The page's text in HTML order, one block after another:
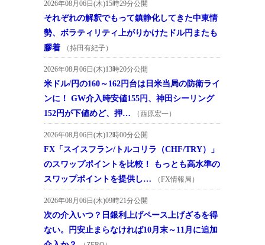
2026年08月06日(木)15時29分公開
それぞれの解釈でもって鎮静化してきた中東情
勢、ボラティリティ上がりかけたドル円またも
膠着
（持田有紀子）
2026年08月06日(木)13時20分公開
米ドル/円の160～162円台は日米当局の防衛ライ
ンに！ GW介入時安値155円、神田シーリング
152円が下値めど、押…
（西原宏一）
2026年08月06日(木)12時00分公開
FX「スイスフラン/トルコリラ（CHF/TRY）」
のスワップポイントを比較！ もっとも高水準の
スワップポイントを提供し…
（FX情報局）
2026年08月06日(木)09時21分公開
次の介入いつ？日銀利上げペース上げざるを得
ない。円安止まらなければ10月末～11月に追加